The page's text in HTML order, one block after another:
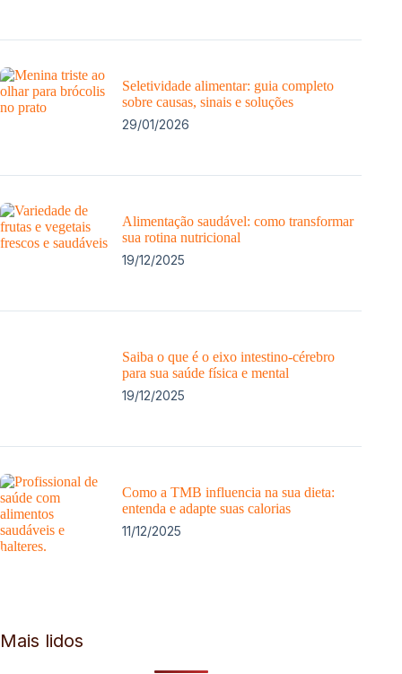
Seletividade alimentar: guia completo
sobre causas, sinais e soluções
29/01/2026
Alimentação saudável: como transformar
sua rotina nutricional
19/12/2025
Saiba o que é o eixo intestino-cérebro
para sua saúde física e mental
19/12/2025
Como a TMB influencia na sua dieta:
entenda e adapte suas calorias
11/12/2025
Mais lidos